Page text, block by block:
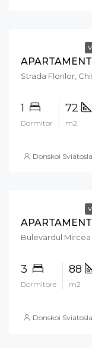
Strada Florilor,
1
Dormitor
72
m2
Donskoi
Bulevardul
3
Dormitore
88
m2
Donskoi